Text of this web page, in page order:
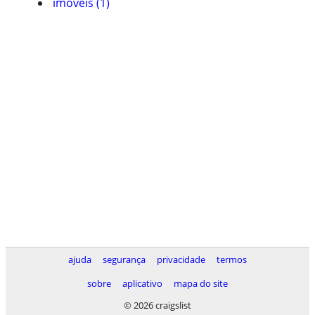
ajuda segurança privacidade
termos
sobre
aplicativo
mapa do site
© 2026 craigslist